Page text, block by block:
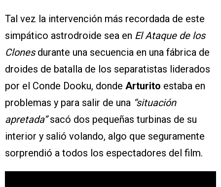
Tal vez la intervención más recordada de este
simpático astrodroide sea en El Ataque de los
Clonesdurante una secuencia en una fábrica de
droides de batalla de los separatistas liderados
por el Conde Dooku, donde Arturito estaba en
problemas y para salir de una “situación
apretada”sacó dos pequeñas turbinas de su
interior y salió volando, algo que seguramente
sorprendió a todos los espectadores del film.